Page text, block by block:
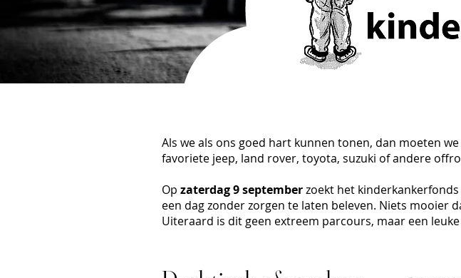
Als we als ons goed hart kunnen tonen, dan moeten
favoriete jeep, land rover, toyota, suzuki of andere
Op zaterdag 9 septemberzoekt het kinderkankerfonds
een dag zonder zorgen te laten beleven. Niets mooier
Uiteraard is dit geen extreem parcours, maar een